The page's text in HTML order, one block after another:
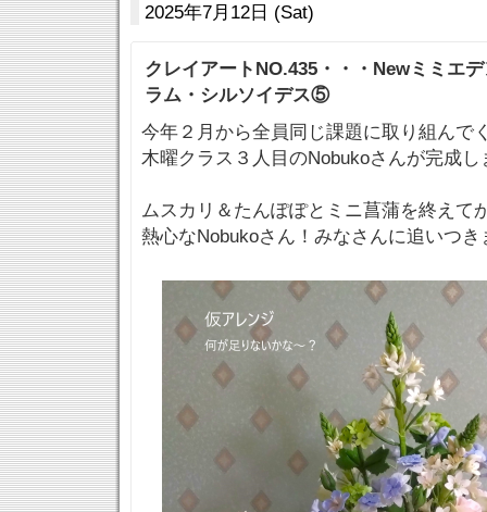
2025年7月12日 (Sat)
クレイアートNO.435・・・Newミミエ
ラム・シルソイデス⑤
今年２月から全員同じ課題に取り組んで
木曜クラス３人目のNobukoさんが完成し
ムスカリ＆たんぽぽとミニ菖蒲を終えて
熱心なNobukoさん！みなさんに追いつき